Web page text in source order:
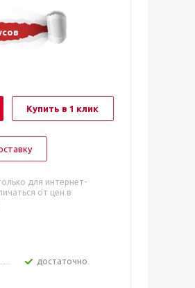
Купить в 1 клик
для интернет-
от цен в
Достаточно